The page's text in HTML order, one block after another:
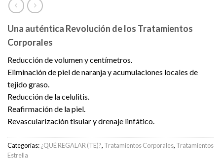
Una auténtica Revolución de los Tratamientos
Corporales
Reducción de volumen y centímetros.
Eliminación de piel de naranja y acumulaciones locales de
tejido graso.
Reducción de la celulitis.
Reafirmación de la piel.
Revascularización tisular y drenaje linfático.
Categorías:¿QUÉ REGALAR (TE)?, Tratamientos Corporales, Tratamientos
Estrella